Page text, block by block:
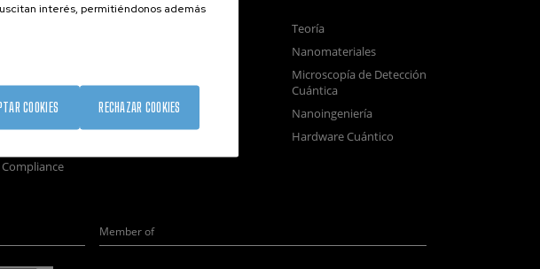
Teoría
Nanomateriales
Microscopía de Detección
Cuántica
Nanoingeniería
Hardware Cuántico
Member of
interés, permitiéndonos además
RECHAZAR COOKIES
COOKIES